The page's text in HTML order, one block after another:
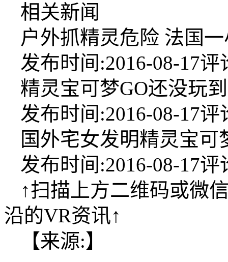
相关新闻
户外抓精灵危险 法国
发布时间:2016-08-17评
精灵宝可梦GO还没玩
发布时间:2016-08-17评
国外宅女发明精灵宝可
发布时间:2016-08-17评
↑扫描上方二维码或微
沿的VR资讯↑
【来源:】